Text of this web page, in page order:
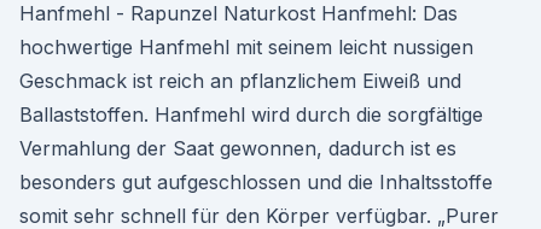
Hanfmehl - Rapunzel Naturkost Hanfmehl: Das
hochwertige Hanfmehl mit seinem leicht nussigen
Geschmack ist reich an pflanzlichem Eiweiß und
Ballaststoffen. Hanfmehl wird durch die sorgfältige
Vermahlung der Saat gewonnen, dadurch ist es
besonders gut aufgeschlossen und die Inhaltsstoffe
somit sehr schnell für den Körper verfügbar. „Purer